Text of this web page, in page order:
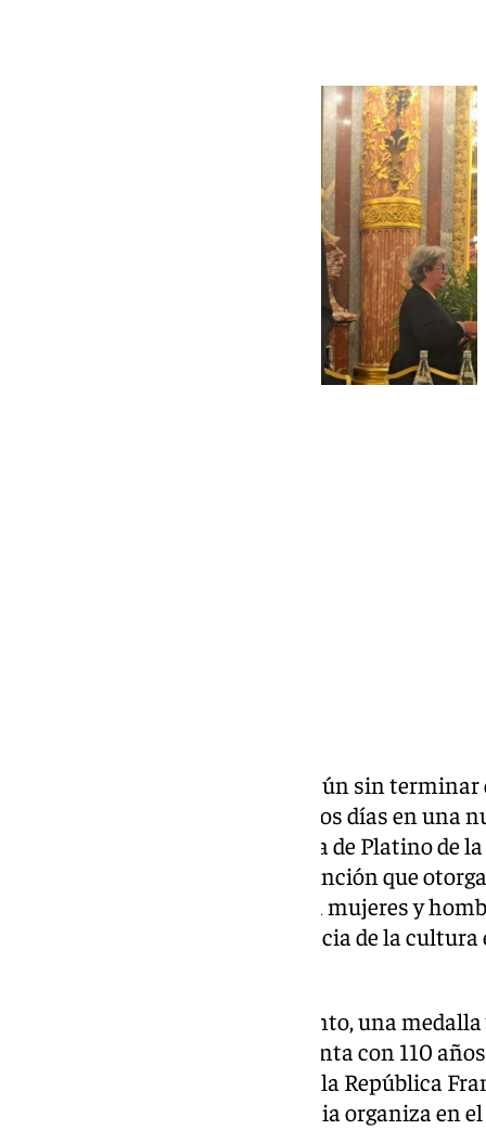
Con una alegría desbordante y aún sin
Maite Rojas vive estos días en una
en la capital francesa la Medalla de Platino de
Letras de París, la más alta distinción que
objetivo reconocer y promover a mujeres y
trabajo, participan en la influencia de la
La entrega de este reconocimiento, una
prestigiosa institución, que cuenta con 110
oficialmente por el Gobierno de la República
ceremonia anual que la academia organiza en